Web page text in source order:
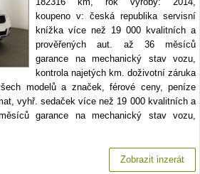
koupeno v: česká republika servisní
knížka více než 19 000 kvalitních a
prověřených aut. až 36 měsíců
garance na mechanický stav vozu,
kontrola najetých km. doživotní záruka
modelů a značek, férové ceny, peníze
vyhř. sedaček více než 19 000 kvalitních a
garance na mechanický stav vozu,
Zobrazit inzerát